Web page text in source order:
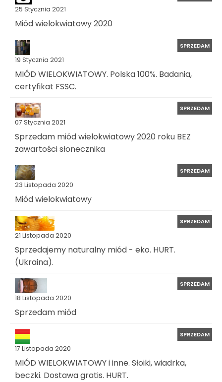
25 Stycznia 2021
Miód wielokwiatowy 2020
19 Stycznia 2021
SPRZEDAM
MIÓD WIELOKWIATOWY. Polska 100%. Badania,
certyfikat FSSC.
07 Stycznia 2021
SPRZEDAM
Sprzedam miód wielokwiatowy 2020 roku BEZ
zawartości słonecznika
23 Listopada 2020
SPRZEDAM
Miód wielokwiatowy
21 Listopada 2020
SPRZEDAM
Sprzedajemy naturalny miód - eko. HURT.
(Ukraina).
18 Listopada 2020
SPRZEDAM
Sprzedam miód
17 Listopada 2020
SPRZEDAM
MIÓD WIELOKWIATOWY i inne. Słoiki, wiadrka,
beczki. Dostawa gratis. HURT.